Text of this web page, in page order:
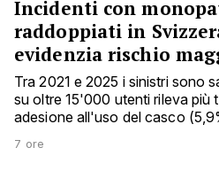
Incidenti con
raddoppiati in
evidenzia rischio
Tra 2021 e 2025 i sinistri sono
su oltre 15'000 utenti rileva più
adesione all'uso del casco
7 ore